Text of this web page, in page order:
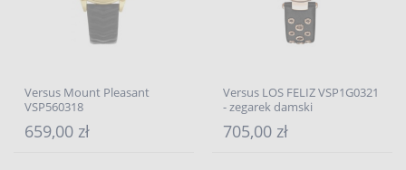
Versus Mount Pleasant
VSP560318
659,00 zł
Versus LOS FELIZ VSP1G0321
- zegarek damski
705,00 zł